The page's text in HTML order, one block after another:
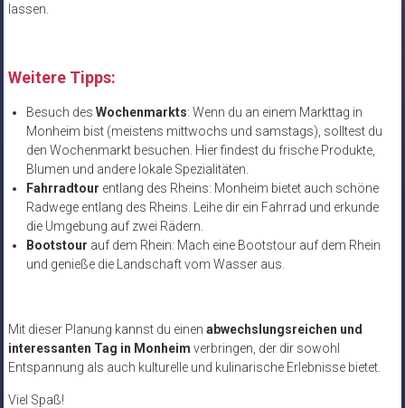
lassen.
Weitere Tipps:
Besuch des Wochenmarkts: Wenn du an einem Markttag in
Monheim bist (meistens mittwochs und samstags), solltest du
den Wochenmarkt besuchen. Hier findest du frische Produkte,
Blumen und andere lokale Spezialitäten.
Fahrradtour entlang des Rheins: Monheim bietet auch schöne
Radwege entlang des Rheins. Leihe dir ein Fahrrad und erkunde
die Umgebung auf zwei Rädern.
Bootstour auf dem Rhein: Mach eine Bootstour auf dem Rhein
und genieße die Landschaft vom Wasser aus.
Mit dieser Planung kannst du einen abwechslungsreichen und
interessanten Tag in Monheim verbringen, der dir sowohl
Entspannung als auch kulturelle und kulinarische Erlebnisse bietet.
Viel Spaß!